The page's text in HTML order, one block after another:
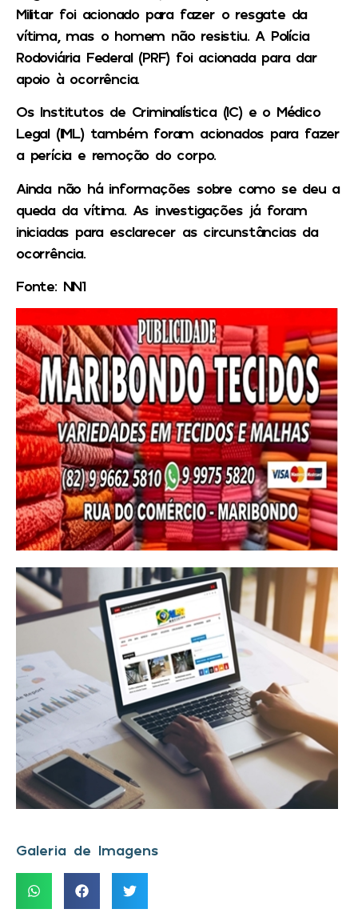
Militar foi acionado para fazer o resgate da
vítima, mas o homem não resistiu. A Polícia
Rodoviária Federal (PRF) foi acionada para dar
apoio à ocorrência.
Os Institutos de Criminalística (IC) e o Médico
Legal (IML) também foram acionados para fazer
a perícia e remoção do corpo.
Ainda não há informações sobre como se deu a
queda da vítima. As investigações já foram
iniciadas para esclarecer as circunstâncias da
ocorrência.
Fonte: NN1
Galeria de Imagens